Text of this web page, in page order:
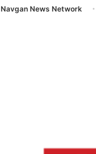
Navgan News Network